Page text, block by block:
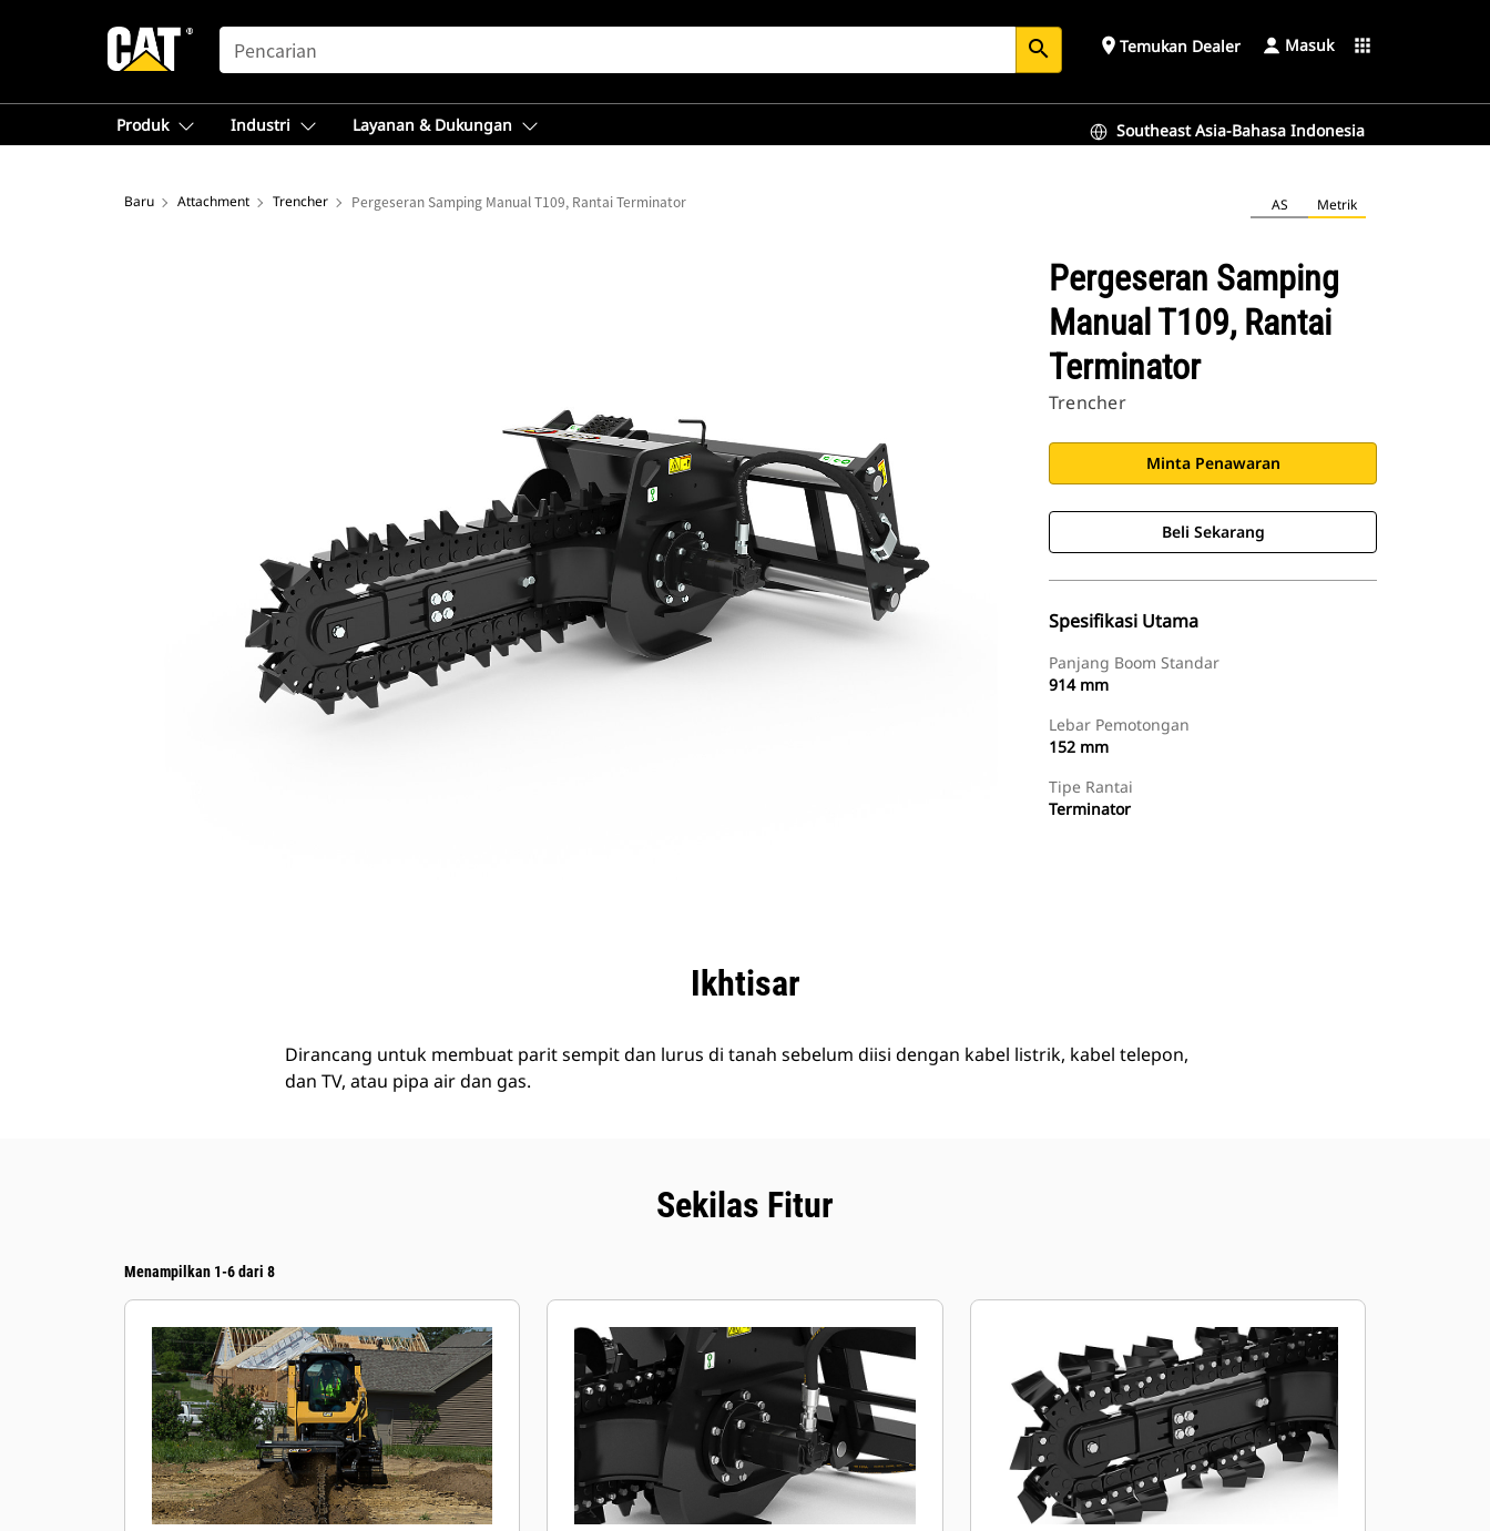
SEARCH search place Temukan Dealer Masuk apps
Produk Industri Layanan & Dukungan Southeast Asia-Bahasa Indonesia
Baru Attachment Trencher Pergeseran Samping Manual T109, Rantai Terminator AS Metrik
Pergeseran Samping
Manual T109, Rantai
Terminator
Trencher
Minta Penawaran
Beli Sekarang
Spesifikasi Utama
Panjang Boom Standar
914 mm
Lebar Pemotongan
152 mm
Tipe Rantai
Terminator
Ikhtisar
Dirancang untuk membuat parit sempit dan lurus di tanah sebelum diisi dengan kabel listrik, kabel telepon,
dan TV, atau pipa air dan gas.
Sekilas Fitur
Menampilkan 1-6 dari 8